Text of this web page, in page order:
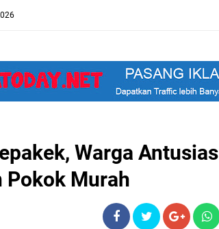
Warga Antusias
Pokok Murah